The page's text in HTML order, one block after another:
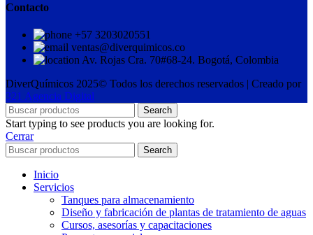
Contacto
+57 3203020551
ventas@diverquimicos.co
Av. Rojas Cra. 70#68-24. Bogotá, Colombia
DiverQuímicos 2025© Todos los derechos reservados | Creado por
321 Agencia Digital
Search
Start typing to see products you are looking for.
Cerrar
Search
Inicio
Servicios
Tanques para almacenamiento
Diseño y fabricación de plantas de tratamiento de aguas
Cursos, asesorías y capacitaciones